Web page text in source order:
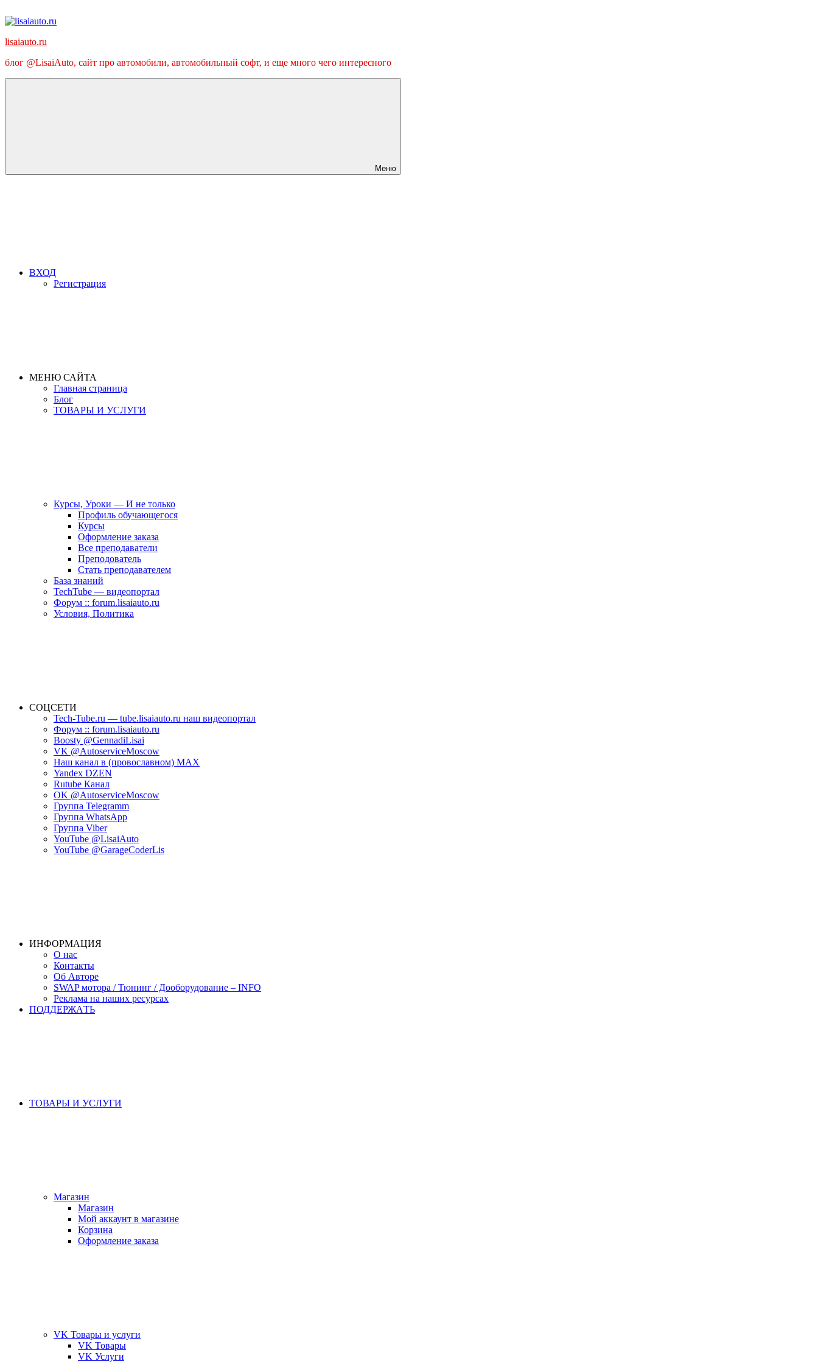
к
lisaiauto.ru
блог @LisaiAuto, сайт про автомобили, автомобильный софт, и еще много чего интересного
Меню
ВХОД
Регистрация
МЕНЮ САЙТА
Главная страница
Блог
ТОВАРЫ И УСЛУГИ
Курсы, Уроки — И не только
Профиль обучающегося
Курсы
Оформление заказа
Все преподаватели
Преподователь
Стать преподавателем
База знаний
TechTube — видеопортал
Форум :: forum.lisaiauto.ru
Условия, Политика
СОЦСЕТИ
Tech-Tube.ru — tube.lisaiauto.ru наш видеопортал
Форум :: forum.lisaiauto.ru
Boosty @GennadiLisai
VK @AutoserviceMoscow
Наш канал в (провославном) MAX
Yandex DZEN
Rutube Канал
OK @AutoserviceMoscow
Группа Telegramm
Группа WhatsApp
Группа Viber
YouTube @LisaiAuto
YouTube @GarageCoderLis
ИНФОРМАЦИЯ
О нас
Контакты
Об Авторе
SWAP мотора / Тюнинг / Дооборудование – INFO
Реклама на наших ресурсах
ПОДДЕРЖАTЬ
ТОВАРЫ И УСЛУГИ
Магазин
Магазин
Мой аккаунт в магазине
Корзина
Оформление заказа
VK Товары и услуги
VK Товары
VK Услуги